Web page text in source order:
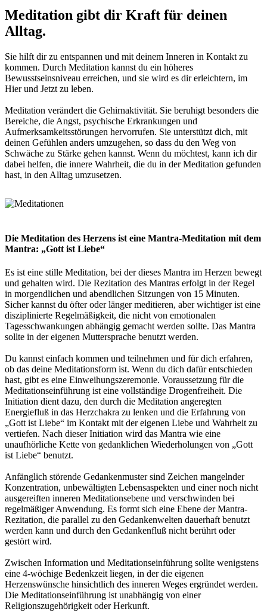
Meditation gibt dir Kraft für deinen
Alltag.
Sie hilft dir zu entspannen und mit deinem Inneren in Kontakt zu
kommen. Durch Meditation kannst du ein höheres
Bewusstseinsniveau erreichen, und sie wird es dir erleichtern, im
Hier und Jetzt zu leben.
Meditation verändert die Gehirnaktivität. Sie beruhigt besonders die
Bereiche, die Angst, psychische Erkrankungen und
Aufmerksamkeitsstörungen hervorrufen. Sie unterstützt dich, mit
deinen Gefühlen anders umzugehen, so dass du den Weg von
Schwäche zu Stärke gehen kannst. Wenn du möchtest, kann ich dir
dabei helfen, die innere Wahrheit, die du in der Meditation gefunden
hast, in den Alltag umzusetzen.
Die Meditation des Herzens ist eine Mantra-Meditation mit dem
Mantra: „Gott ist Liebe“
Es ist eine stille Meditation, bei der dieses Mantra im Herzen bewegt
und gehalten wird. Die Rezitation des Mantras erfolgt in der Regel
in morgendlichen und abendlichen Sitzungen von 15 Minuten.
Sicher kannst du öfter oder länger meditieren, aber wichtiger ist eine
disziplinierte Regelmäßigkeit, die nicht von emotionalen
Tagesschwankungen abhängig gemacht werden sollte. Das Mantra
sollte in der eigenen Muttersprache benutzt werden.
Du kannst einfach kommen und teilnehmen und für dich erfahren,
ob das deine Meditationsform ist. Wenn du dich dafür entschieden
hast, gibt es eine Einweihungszeremonie. Voraussetzung für die
Meditationseinführung ist eine vollständige Drogenfreiheit. Die
Initiation dient dazu, den durch die Meditation angeregten
Energiefluß in das Herzchakra zu lenken und die Erfahrung von
„Gott ist Liebe“ im Kontakt mit der eigenen Liebe und Wahrheit zu
vertiefen. Nach dieser Initiation wird das Mantra wie eine
unaufhörliche Kette von gedanklichen Wiederholungen von „Gott
ist Liebe“ benutzt.
Anfänglich störende Gedankenmuster sind Zeichen mangelnder
Konzentration, unbewältigten Lebensaspekten und einer noch nicht
ausgereiften inneren Meditationsebene und verschwinden bei
regelmäßiger Anwendung. Es formt sich eine Ebene der Mantra-
Rezitation, die parallel zu den Gedankenwelten dauerhaft benutzt
werden kann und durch den Gedankenfluß nicht berührt oder
gestört wird.
Zwischen Information und Meditationseinführung sollte wenigstens
eine 4-wöchige Bedenkzeit liegen, in der die eigenen
Herzenswünsche hinsichtlich des inneren Weges ergründet werden.
Die Meditationseinführung ist unabhängig von einer
Religionszugehörigkeit oder Herkunft.